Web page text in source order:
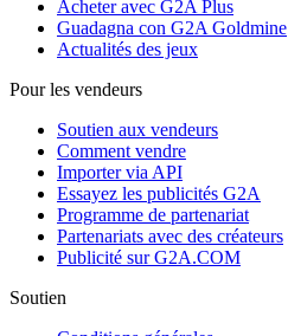
Acheter avec G2A Plus
Guadagna con G2A Goldmine
Actualités des jeux
Pour les vendeurs
Soutien aux vendeurs
Comment vendre
Importer via API
Essayez les publicités G2A
Programme de partenariat
Partenariats avec des créateurs
Publicité sur G2A.COM
Soutien